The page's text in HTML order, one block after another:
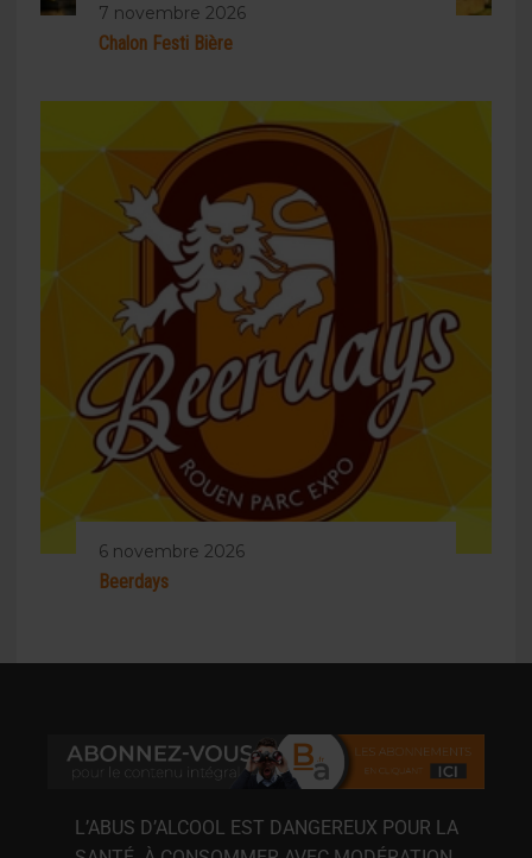
7 novembre 2026
Chalon Festi Bière
6 novembre 2026
Beerdays
L’ABUS D’ALCOOL EST DANGEREUX POUR LA